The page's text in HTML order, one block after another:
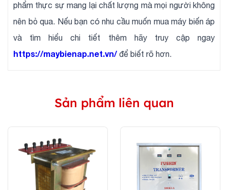
phẩm thực sự mang lại chất lượng mà mọi người không
nên bỏ qua. Nếu bạn có nhu cầu muốn mua máy biến áp
và tìm hiểu chi tiết thêm hãy truy cập ngay
https://maybienap.net.vn/ để biết rõ hơn.
Sản phẩm liên quan